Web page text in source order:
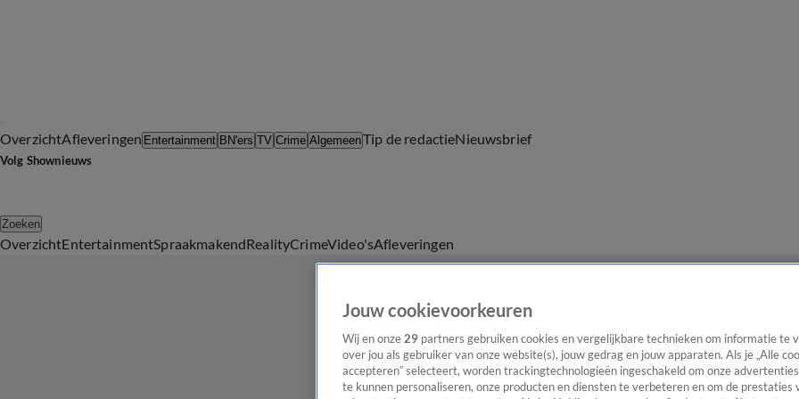
OverzichtAfleveringen Entertainment BN'ers TV Crime AlgemeenTip de redactieNieuwsbrief
Volg Shownieuws
Zoeken
OverzichtEntertainmentSpraakmakendRealityCrimeVideo'sAfleveringen
Jouw cookievoorkeuren
Wij en onze 29 partners gebruiken cookies en vergelijkbare technieken om informatie te
over jou als gebruiker van onze website(s), jouw gedrag en jouw apparaten. Als je „Alle
accepteren” selecteert, worden trackingtechnologieën ingeschakeld om onze
te kunnen personaliseren, onze producten en diensten te verbeteren en om de prestaties